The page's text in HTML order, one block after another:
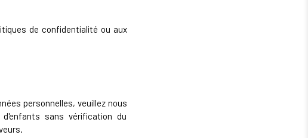
de confidentialité ou aux
personnelles, veuillez nous
sans vérification du